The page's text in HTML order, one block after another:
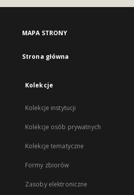
MAPA STRONY
Strona główna
Kolekcje
Kolekcje instytucji
Kolekcje osób prywatnych
Kolekcje tematyczne
Formy zbiorów
Zasoby elektroniczne